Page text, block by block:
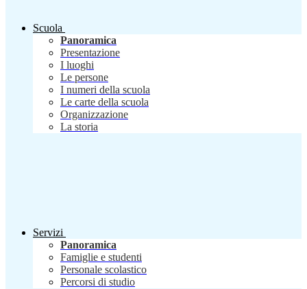
Scuola
Panoramica
Presentazione
I luoghi
Le persone
I numeri della scuola
Le carte della scuola
Organizzazione
La storia
Servizi
Panoramica
Famiglie e studenti
Personale scolastico
Percorsi di studio